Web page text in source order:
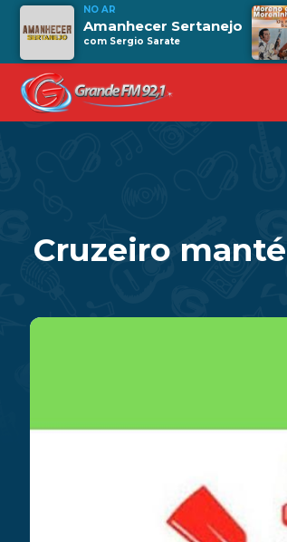
NO AR
Amanhecer Sertanejo
com Sergio Sarate
Cruzeiro